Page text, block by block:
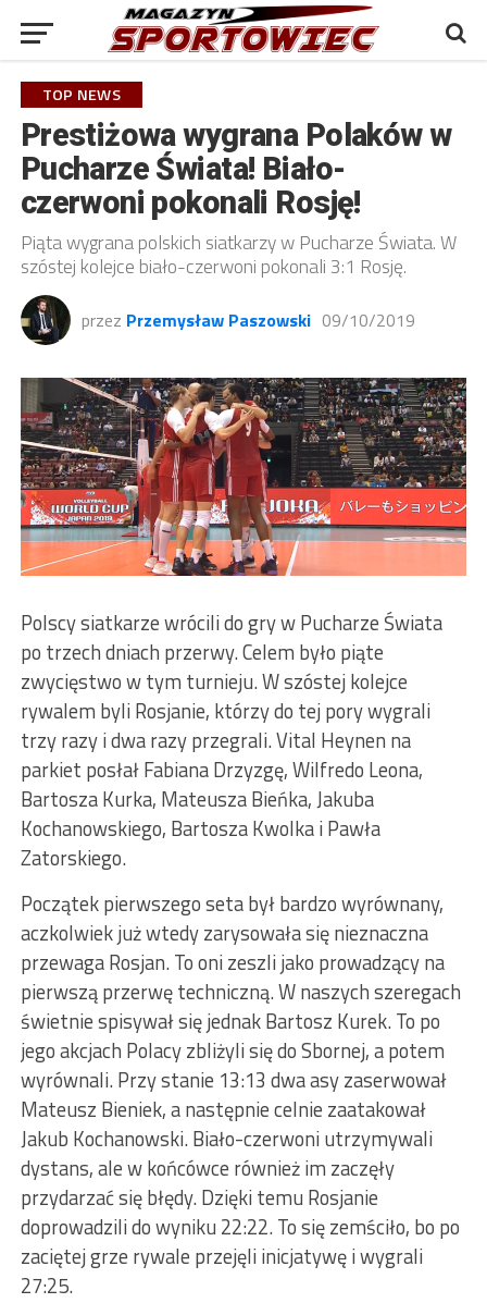
TOP NEWS
Prestiżowa wygrana Polaków w
Pucharze Świata! Biało-
czerwoni pokonali Rosję!
Piąta wygrana polskich siatkarzy w Pucharze Świata. W
szóstej kolejce biało-czerwoni pokonali 3:1 Rosję.
przez Przemysław Paszowski 09/10/2019
Polscy siatkarze wrócili do gry w Pucharze Świata
po trzech dniach przerwy. Celem było piąte
zwycięstwo w tym turnieju. W szóstej kolejce
rywalem byli Rosjanie, którzy do tej pory wygrali
trzy razy i dwa razy przegrali. Vital Heynen na
parkiet posłał Fabiana Drzyzgę, Wilfredo Leona,
Bartosza Kurka, Mateusza Bieńka, Jakuba
Kochanowskiego, Bartosza Kwolka i Pawła
Zatorskiego.
Początek pierwszego seta był bardzo wyrównany,
aczkolwiek już wtedy zarysowała się nieznaczna
przewaga Rosjan. To oni zeszli jako prowadzący na
pierwszą przerwę techniczną. W naszych szeregach
świetnie spisywał się jednak Bartosz Kurek. To po
jego akcjach Polacy zbliżyli się do Sbornej, a potem
wyrównali. Przy stanie 13:13 dwa asy zaserwował
Mateusz Bieniek, a następnie celnie zaatakował
Jakub Kochanowski. Biało-czerwoni utrzymywali
dystans, ale w końcówce również im zaczęły
przydarzać się błędy. Dzięki temu Rosjanie
doprowadzili do wyniku 22:22. To się zemściło, bo po
zaciętej grze rywale przejęli inicjatywę i wygrali
27:25.